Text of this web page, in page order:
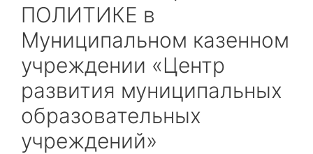
ПОЛИТИКЕ в
Муниципальном казенном
учреждении «Центр
развития муниципальных
образовательных
учреждений»